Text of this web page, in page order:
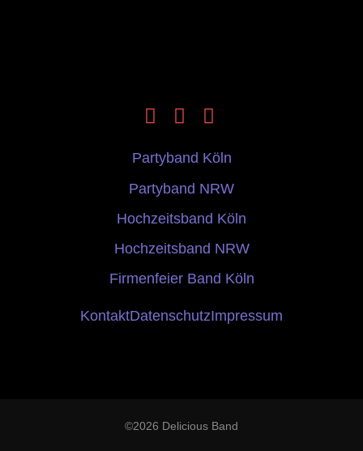
Partyband Köln
Partyband NRW
Hochzeitsband Köln
Hochzeitsband NRW
Firmenfeier Band Köln
KontaktDatenschutzImpressum
©2026 Delicious Band